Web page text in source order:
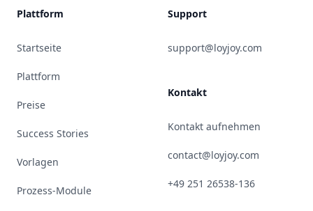
Plattform
Startseite
Plattform
Preise
Success Stories
Vorlagen
Prozess-Module
Support
support@loyjoy.com
Kontakt
Kontakt aufnehmen
contact@loyjoy.com
+49 251 26538-136